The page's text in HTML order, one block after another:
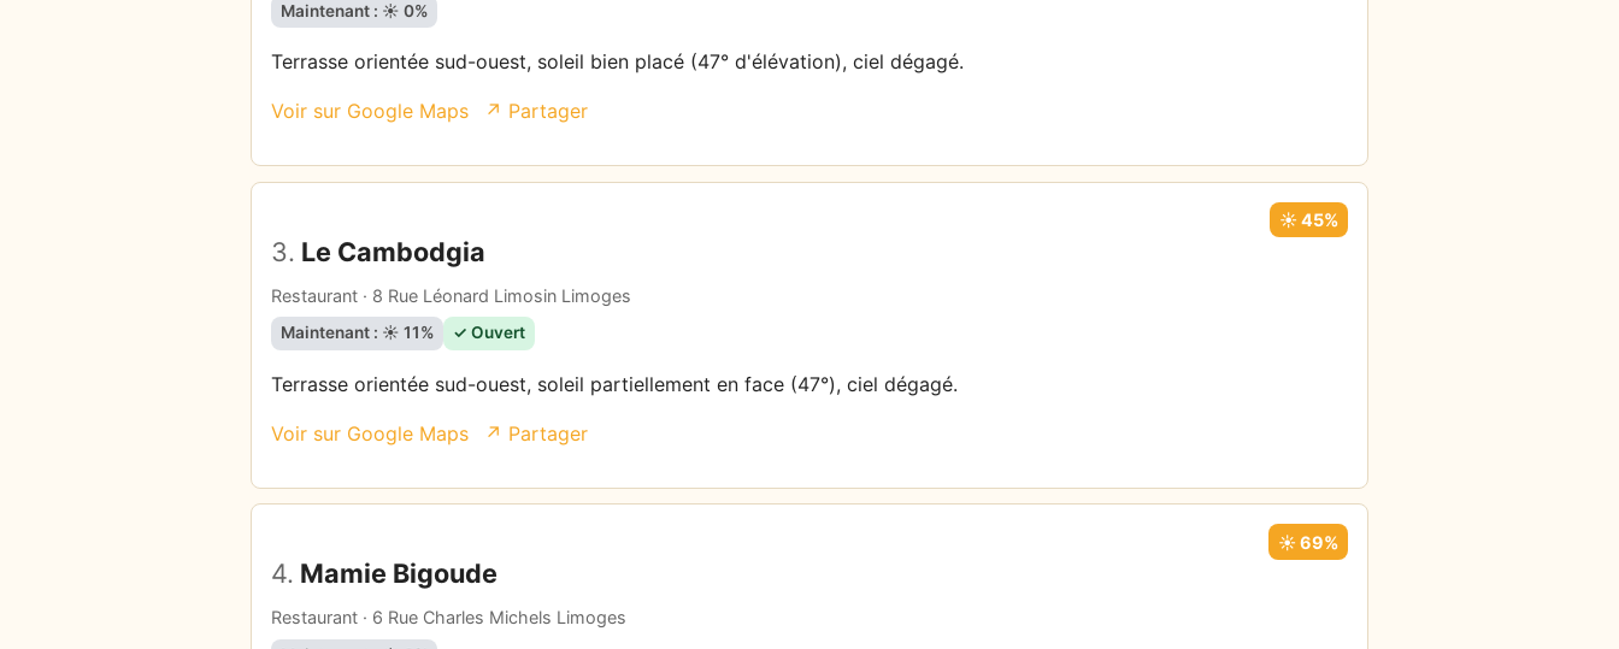
Maintenant : ☀️ 0%
Terrasse orientée sud-ouest, soleil bien placé (47° d'élévation), ciel dégagé.
Voir sur Google Maps ↗ Partager
3. Le Cambodgia
Restaurant · 8 Rue Léonard Limosin Limoges
☀️ 45%
Maintenant : ☀️ 11% ✓ Ouvert
Terrasse orientée sud-ouest, soleil partiellement en face (47°), ciel dégagé.
Voir sur Google Maps ↗ Partager
4. Mamie Bigoude
Restaurant · 6 Rue Charles Michels Limoges
☀️ 69%